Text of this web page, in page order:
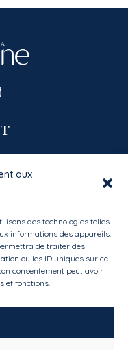
aux
des technologies telles
informations des appareils.
de traiter des
ou les ID uniques sur ce
consentement peut avoir
et fonctions.
favoris